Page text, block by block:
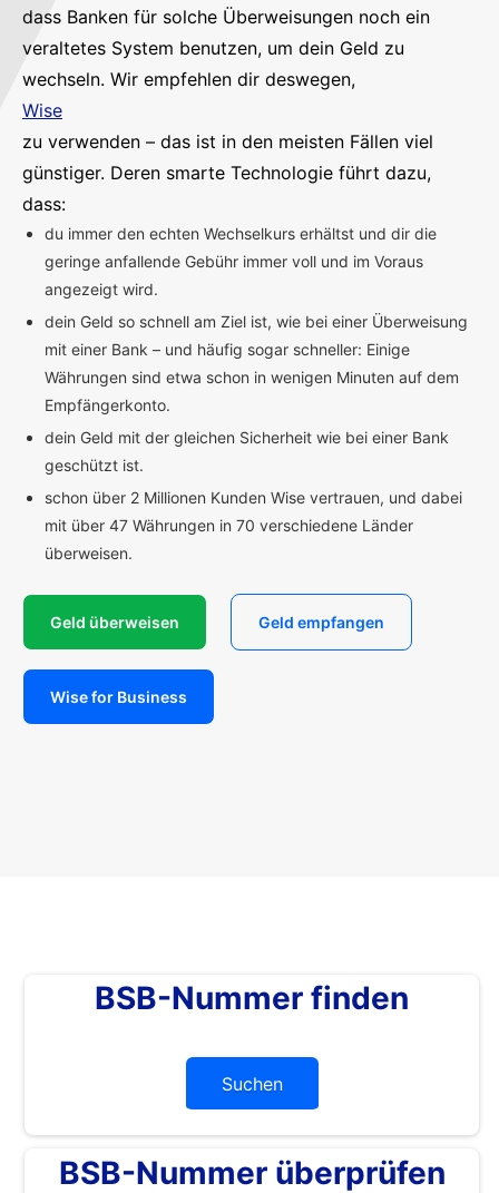
dass Banken für solche Überweisungen noch ein
veraltetes System benutzen, um dein Geld zu
wechseln. Wir empfehlen dir deswegen,
Wise
zu verwenden – das ist in den meisten Fällen viel
günstiger. Deren smarte Technologie führt dazu,
dass:
du immer den echten Wechselkurs erhältst und dir die
geringe anfallende Gebühr immer voll und im Voraus
angezeigt wird.
dein Geld so schnell am Ziel ist, wie bei einer Überweisung
mit einer Bank – und häufig sogar schneller: Einige
Währungen sind etwa schon in wenigen Minuten auf dem
Empfängerkonto.
dein Geld mit der gleichen Sicherheit wie bei einer Bank
geschützt ist.
schon über 2 Millionen Kunden Wise vertrauen, und dabei
mit über 47 Währungen in 70 verschiedene Länder
überweisen.
Geld überweisen Geld empfangen
Wise for Business
BSB-Nummer finden
Suchen
BSB-Nummer überprüfen